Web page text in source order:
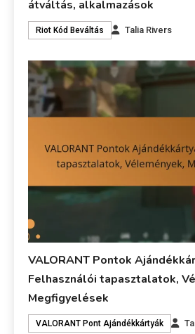
átváltás, alkalmazások
Riot Kód Beváltás Talia Rivers
VALORANT Pontok
Felhasználói tapasztalatok,
Megfigyelések
VALORANT Pont Ajándékkártyák